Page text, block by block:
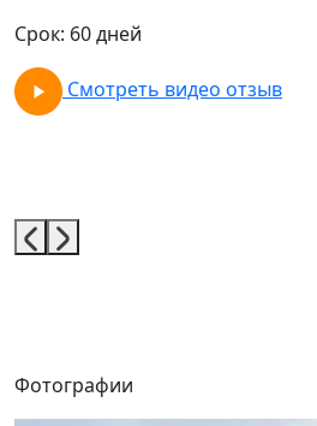
Срок: 60 дней
Смотреть видео отзыв
Фотографии